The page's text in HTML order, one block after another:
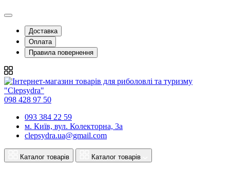
Доставка
Оплата
Правила повернення
098 428 97 50
093 384 22 59
м. Київ, вул. Колекторна, 3а
clepsydra.ua@gmail.com
Каталог товарів Каталог товарів